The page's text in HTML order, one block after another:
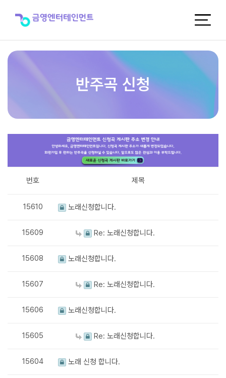
반주곡 신청
번호 제목
15610 노래신청합니다.
15609 Re: 노래신청합니다.
15608 노래신청합니다.
15607 Re: 노래신청합니다.
15606 노래신청합니다.
15605 Re: 노래신청합니다.
15604 노래 신청 합니다.